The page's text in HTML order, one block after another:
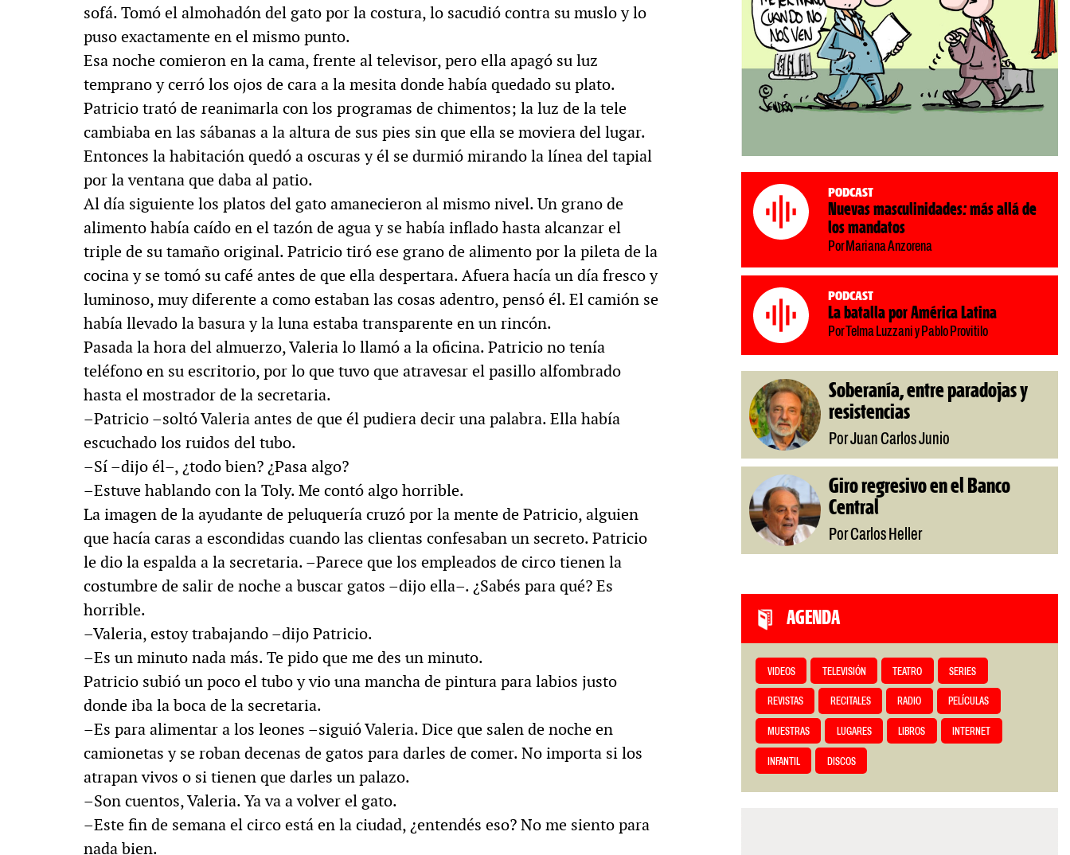
sofá. Tomó el almohadón del gato por la costura, lo sacudió contra su muslo y lo
puso exactamente en el mismo punto.
Esa noche comieron en la cama, frente al televisor, pero ella apagó su luz
temprano y cerró los ojos de cara a la mesita donde había quedado su plato.
Patricio trató de reanimarla con los programas de chimentos; la luz de la tele
cambiaba en las sábanas a la altura de sus pies sin que ella se moviera del lugar.
Entonces la habitación quedó a oscuras y él se durmió mirando la línea del tapial
por la ventana que daba al patio.
Al día siguiente los platos del gato amanecieron al mismo nivel. Un grano de
alimento había caído en el tazón de agua y se había inflado hasta alcanzar el
triple de su tamaño original. Patricio tiró ese grano de alimento por la pileta de la
cocina y se tomó su café antes de que ella despertara. Afuera hacía un día fresco y
luminoso, muy diferente a como estaban las cosas adentro, pensó él. El camión se
había llevado la basura y la luna estaba transparente en un rincón.
Pasada la hora del almuerzo, Valeria lo llamó a la oficina. Patricio no tenía
teléfono en su escritorio, por lo que tuvo que atravesar el pasillo alfombrado
hasta el mostrador de la secretaria.
–Patricio –soltó Valeria antes de que él pudiera decir una palabra. Ella había
escuchado los ruidos del tubo.
–Sí –dijo él–, ¿todo bien? ¿Pasa algo?
–Estuve hablando con la Toly. Me contó algo horrible.
La imagen de la ayudante de peluquería cruzó por la mente de Patricio, alguien
que hacía caras a escondidas cuando las clientas confesaban un secreto. Patricio
le dio la espalda a la secretaria. –Parece que los empleados de circo tienen la
costumbre de salir de noche a buscar gatos –dijo ella–. ¿Sabés para qué? Es
horrible.
–Valeria, estoy trabajando –dijo Patricio.
–Es un minuto nada más. Te pido que me des un minuto.
Patricio subió un poco el tubo y vio una mancha de pintura para labios justo
donde iba la boca de la secretaria.
–Es para alimentar a los leones –siguió Valeria. Dice que salen de noche en
camionetas y se roban decenas de gatos para darles de comer. No importa si los
atrapan vivos o si tienen que darles un palazo.
–Son cuentos, Valeria. Ya va a volver el gato.
–Este fin de semana el circo está en la ciudad, ¿entendés eso? No me siento para
nada bien.
Podcast
Nuevas masculinidades: más allá de
los mandatos
Por Mariana Anzorena
Podcast
La batalla por América Latina
Por Telma Luzzani y Pablo Provitilo
Soberanía, entre paradojas y
resistencias
Por Juan Carlos Junio
Giro regresivo en el Banco
Central
Por Carlos Heller
AGENDA
VIDEOS TELEVISIÓN TEATRO SERIES
REVISTAS RECITALES RADIO PELÍCULAS
MUESTRAS LUGARES LIBROS INTERNET
INFANTIL DISCOS